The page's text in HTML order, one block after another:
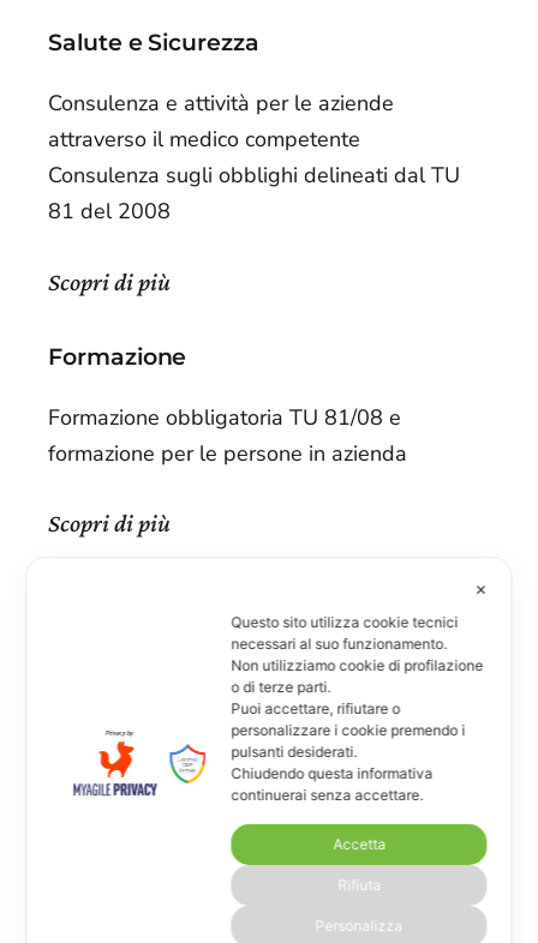
Salute e Sicurezza
Consulenza e attività per le aziende
attraverso il medico competente
Consulenza sugli obblighi delineati dal TU
81 del 2008
Scopri di più
Formazione
Formazione obbligatoria TU 81/08 e
formazione per le persone in azienda
Scopri di più
Consulenza e sostegno per le persone in
Scopri di più
San Donà di Piave - VE
✕
Questo sito utilizza cookie tecnici
necessari al suo funzionamento.
Non utilizziamo cookie di profilazione
o di terze parti.
Puoi accettare, rifiutare o
personalizzare i cookie premendo i
pulsanti desiderati.
Chiudendo questa informativa
continuerai senza accettare.
Accetta
Rifiuta
Personalizza